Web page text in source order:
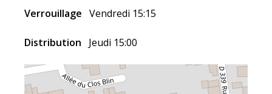
Verrouillage Vendredi 15:15
Distribution Jeudi 15:00